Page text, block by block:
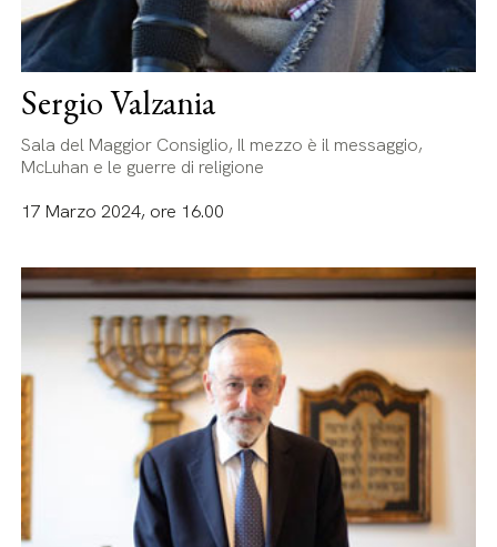
Sergio Valzania
Sala del Maggior Consiglio, Il mezzo è il messaggio,
McLuhan e le guerre di religione
17 Marzo 2024, ore 16.00